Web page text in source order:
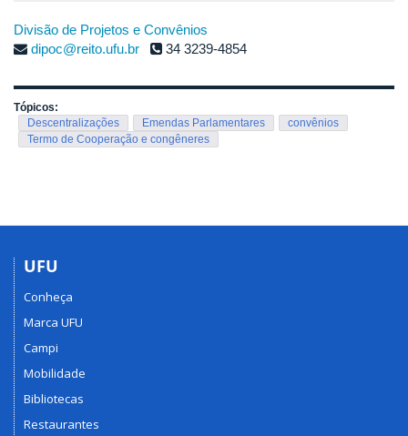
Divisão de Projetos e Convênios
dipoc@reito.ufu.br
34 3239-4854
Tópicos:
Descentralizações
Emendas Parlamentares
convênios
Termo de Cooperação e congêneres
UFU
Conheça
Marca UFU
Campi
Mobilidade
Bibliotecas
Restaurantes